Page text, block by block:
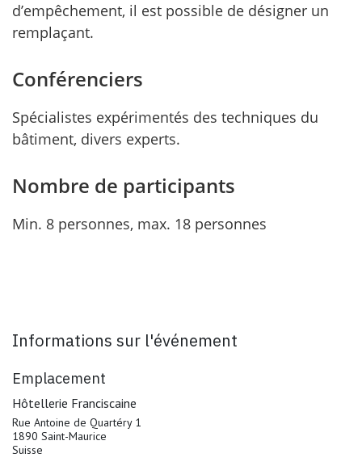
d’empêchement, il est possible de désigner un
remplaçant.
Conférenciers
Spécialistes expérimentés des techniques du
bâtiment, divers experts.
Nombre de participants
Min. 8 personnes, max. 18 personnes
Informations sur l'événement
Emplacement
Hôtellerie Franciscaine
Rue Antoine de Quartéry 1
1890 Saint-Maurice
Suisse